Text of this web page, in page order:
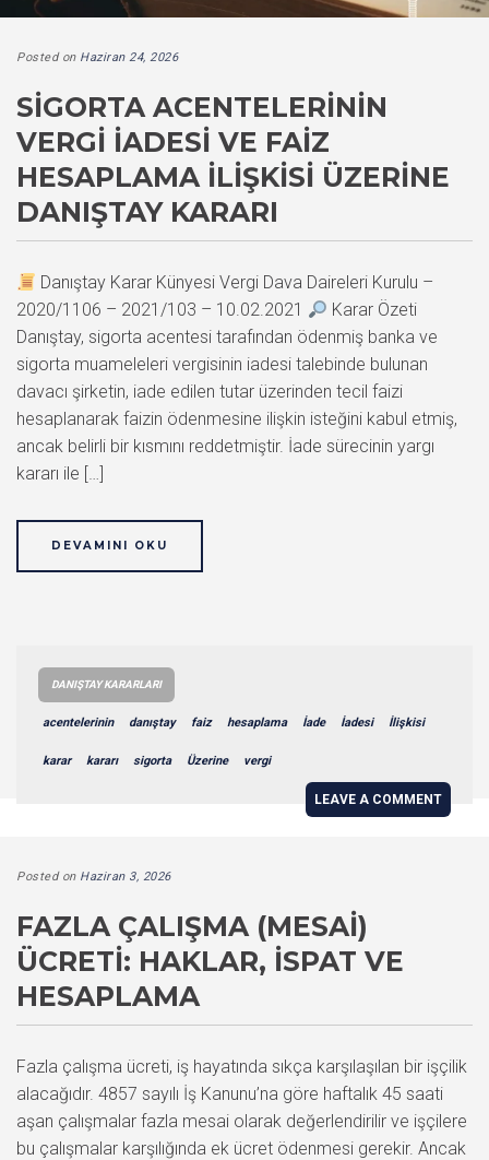
Posted on Haziran 24, 2026
SIGORTA ACENTELERININ
VERGI İADESI VE FAIZ
HESAPLAMA İLIŞKISI ÜZERINE
DANIŞTAY KARARI
Danıştay Karar Künyesi Vergi Dava Daireleri Kurulu –
2020/1106 – 2021/103 – 10.02.2021
Karar Özeti
Danıştay, sigorta acentesi tarafından ödenmiş banka ve
sigorta muameleleri vergisinin iadesi talebinde bulunan
davacı şirketin, iade edilen tutar üzerinden tecil faizi
hesaplanarak faizin ödenmesine ilişkin isteğini kabul etmiş,
ancak belirli bir kısmını reddetmiştir. İade sürecinin yargı
kararı ile […]
DEVAMINI OKU
DANIŞTAY KARARLARI
acentelerinin danıştay faiz hesaplama İade İadesi İlişkisi
karar kararı sigorta Üzerine vergi
LEAVE A COMMENT
Posted on Haziran 3, 2026
FAZLA ÇALIŞMA (MESAI)
ÜCRETI: HAKLAR, İSPAT VE
HESAPLAMA
Fazla çalışma ücreti, iş hayatında sıkça karşılaşılan bir işçilik
alacağıdır. 4857 sayılı İş Kanunu’na göre haftalık 45 saati
aşan çalışmalar fazla mesai olarak değerlendirilir ve işçilere
bu çalışmalar karşılığında ek ücret ödenmesi gerekir. Ancak